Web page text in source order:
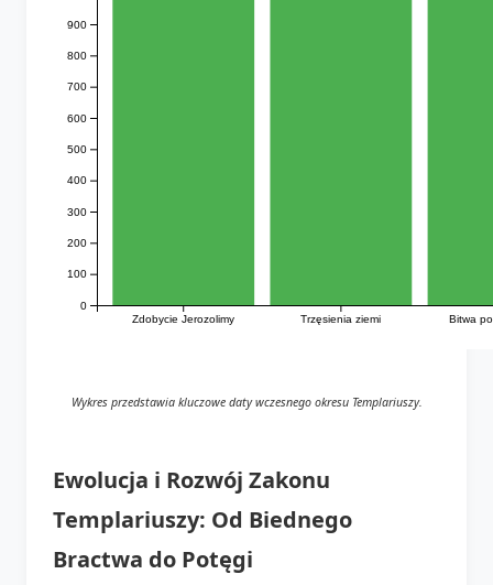
Zdobycie Jerozolimy Trzęsienia ziemi Bitwa
0
100
200
300
400
500
600
700
800
900
Wykres przedstawia kluczowe daty wczesnego okresu Templariuszy.
Ewolucja i Rozwój Zakonu
Templariuszy: Od Biednego
Bractwa do Potęgi